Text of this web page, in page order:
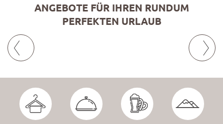
ANGEBOTE FÜR IHREN RUNDUM
PERFEKTEN URLAUB